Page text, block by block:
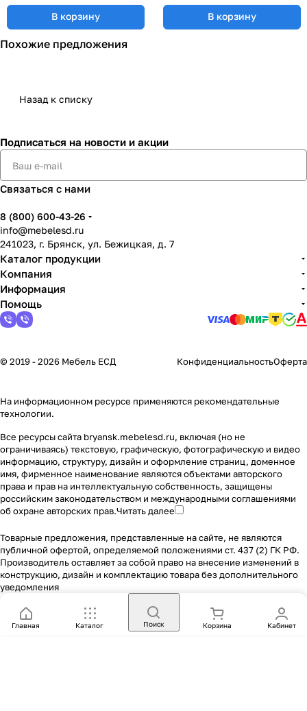
В корзину В корзину
Похожие предложения
Назад к списку
Подписаться на новости и акции
Связаться с нами
8 (800) 600-43-26
info@mebelesd.ru
241023, г. Брянск, ул. Бежицкая, д. 7
Каталог продукции
Компания
Информация
Помощь
© 2019 - 2026 Мебель ЕСД КонфиденциальностьОферта
На информационном ресурсе применяются рекомендательные
технологии.
Все ресурсы сайта bryansk.mebelesd.ru, включая (но не
ограничиваясь) текстовую, графическую, фотографическую и видео
информацию, структуру, дизайн и оформление страниц, доменное
имя, фирменное наименование являются объектами авторского
права и прав на интеллектуальную собственность, защищены
российским законодательством и международными соглашениями
об охране авторских прав.Читать далее
Товарные предложения, представленные на сайте, не являются
публичной офертой, определяемой положениями ст. 437 (2) ГК РФ.
Производитель оставляет за собой право на внесение изменений в
конструкцию, дизайн и комплектацию товара без дополнительного
уведомления
Главная Каталог Поиск Корзина Кабинет